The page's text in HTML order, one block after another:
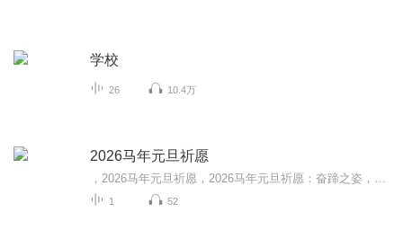
学校
26 10.4万
2026马年元旦祈愿
1 52